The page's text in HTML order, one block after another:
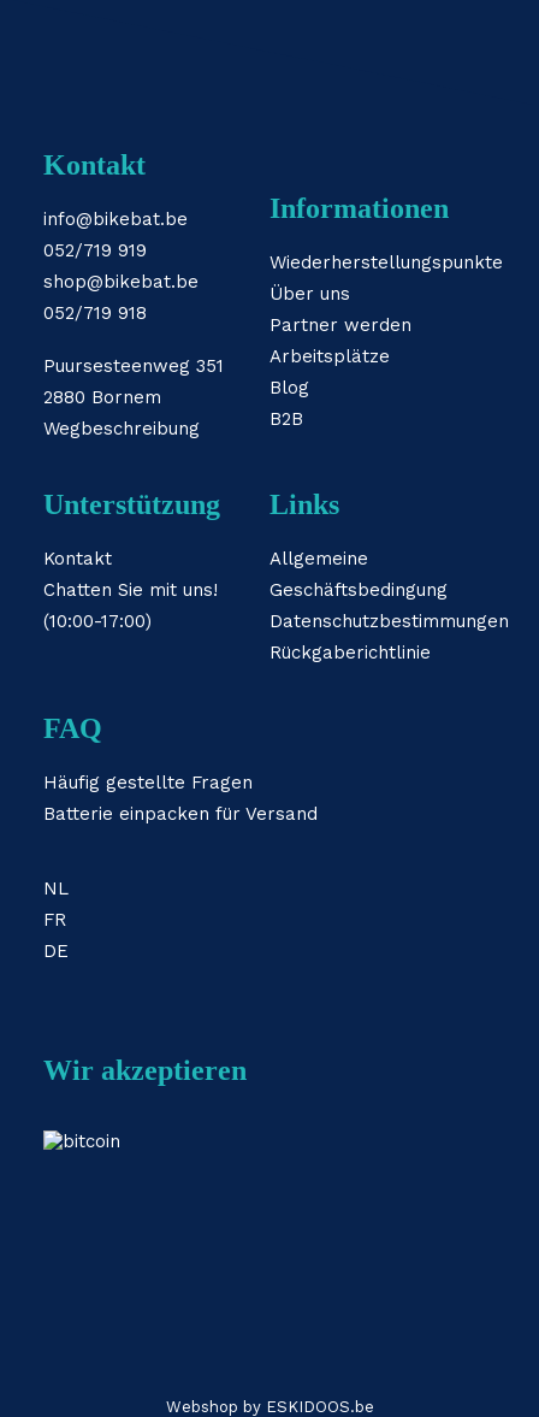
Kontakt
info@bikebat.be
052/719 919
shop@bikebat.be
052/719 918
Puursesteenweg 351
2880 Bornem
Wegbeschreibung
Informationen
Wiederherstellungspunkte
Über uns
Partner werden
Arbeitsplätze
Blog
B2B
Unterstützung
Kontakt
Chatten Sie mit uns!
(10:00-17:00)
Links
Allgemeine
Geschäftsbedingung
Datenschutzbestimmungen
Rückgaberichtlinie
FAQ
Häufig gestellte Fragen
Batterie einpacken für Versand
NL
FR
DE
Wir akzeptieren
Webshop by ESKIDOOS.be